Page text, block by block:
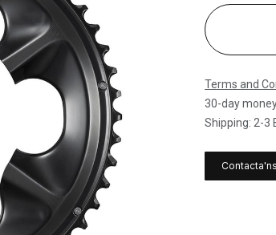
Terms and
30-day
Shipping: 2-3
Contacta'ns